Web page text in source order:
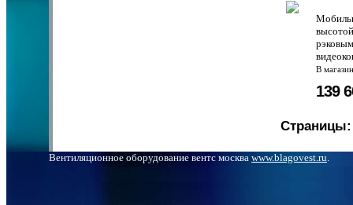
В
139
Страницы:
Вентиляционное оборудование вентс москва www.blagovest.ru.